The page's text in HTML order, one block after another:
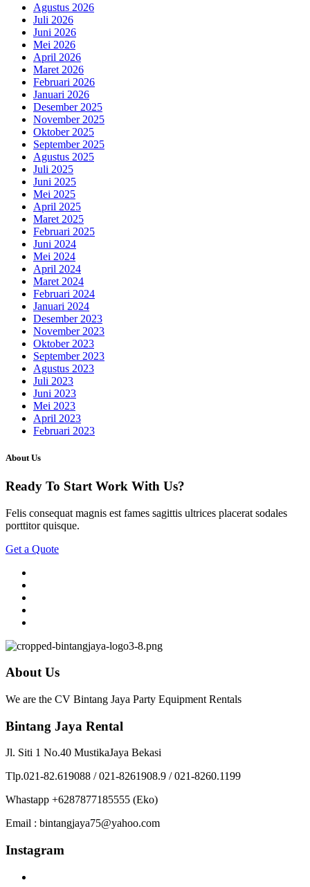
Agustus 2026
Juli 2026
Juni 2026
Mei 2026
April 2026
Maret 2026
Februari 2026
Januari 2026
Desember 2025
November 2025
Oktober 2025
September 2025
Agustus 2025
Juli 2025
Juni 2025
Mei 2025
April 2025
Maret 2025
Februari 2025
Juni 2024
Mei 2024
April 2024
Maret 2024
Februari 2024
Januari 2024
Desember 2023
November 2023
Oktober 2023
September 2023
Agustus 2023
Juli 2023
Juni 2023
Mei 2023
April 2023
Februari 2023
About Us
Ready To Start Work With Us?
Felis consequat magnis est fames sagittis ultrices placerat sodales
porttitor quisque.
Get a Quote
About Us
We are the CV Bintang Jaya Party Equipment Rentals
Bintang Jaya Rental
Jl. Siti 1 No.40 MustikaJaya Bekasi
Tlp.021-82.619088 / 021-8261908.9 / 021-8260.1199
Whastapp +6287877185555 (Eko)
Email : bintangjaya75@yahoo.com
Instagram